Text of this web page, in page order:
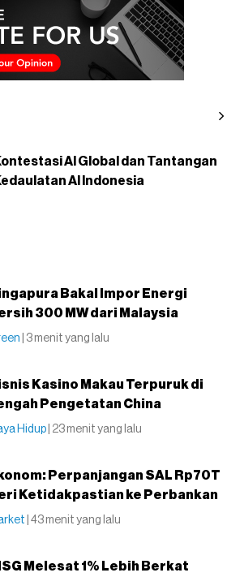
AI Global dan Tantangan
AI Indonesia
Bakal Impor Energi
300 MW dari Malaysia
| 3 menit yang lalu
Kasino Makau Terpuruk di
Pengetatan China
Hidup | 23 menit yang lalu
Perpanjangan SAL Rp70T
Ketidakpastian ke Perbankan
| 43 menit yang lalu
Melesat 1% Lebih Berkat